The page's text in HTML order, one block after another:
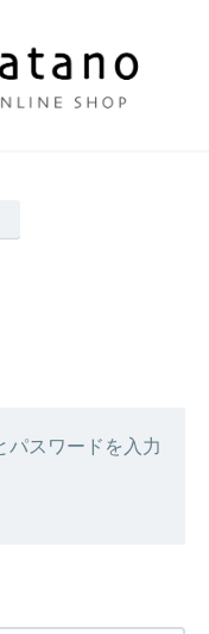
パスワードを入力